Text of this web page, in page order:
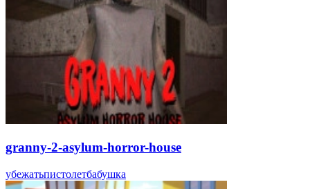
granny-2-asylum-horror-house
убежатьпистолетбабушка